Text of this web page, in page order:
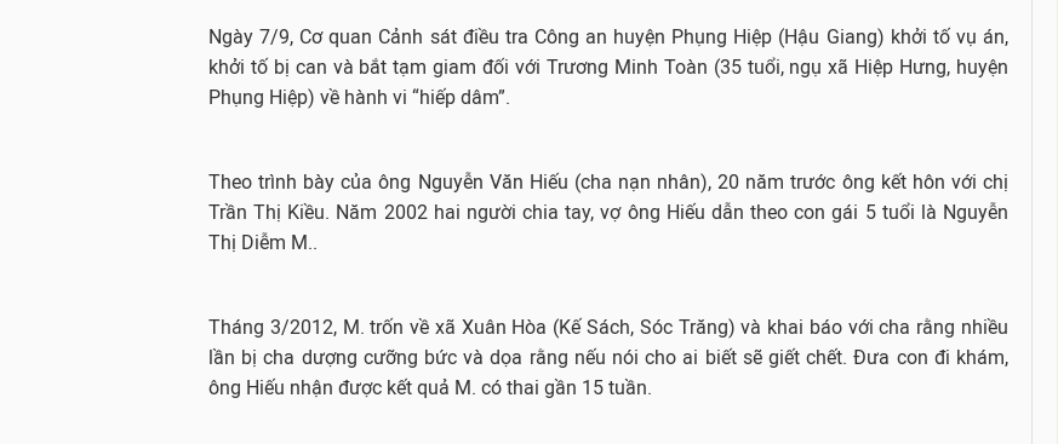
Ngày 7/9, Cơ quan Cảnh sát điều tra Công an huyện Phụng Hiệp (Hậu Giang) khởi tố vụ án,
khởi tố bị can và bắt tạm giam đối với Trương Minh Toàn (35 tuổi, ngụ xã Hiệp Hưng, huyện
Phụng Hiệp) về hành vi “hiếp dâm”.
Theo trình bày của ông Nguyễn Văn Hiếu (cha nạn nhân), 20 năm trước ông kết hôn với chị
Trần Thị Kiều. Năm 2002 hai người chia tay, vợ ông Hiếu dẫn theo con gái 5 tuổi là Nguyễn
Thị Diễm M..
Tháng 3/2012, M. trốn về xã Xuân Hòa (Kế Sách, Sóc Trăng) và khai báo với cha rằng nhiều
lần bị cha dượng cưỡng bức và dọa rằng nếu nói cho ai biết sẽ giết chết. Đưa con đi khám,
ông Hiếu nhận được kết quả M. có thai gần 15 tuần.